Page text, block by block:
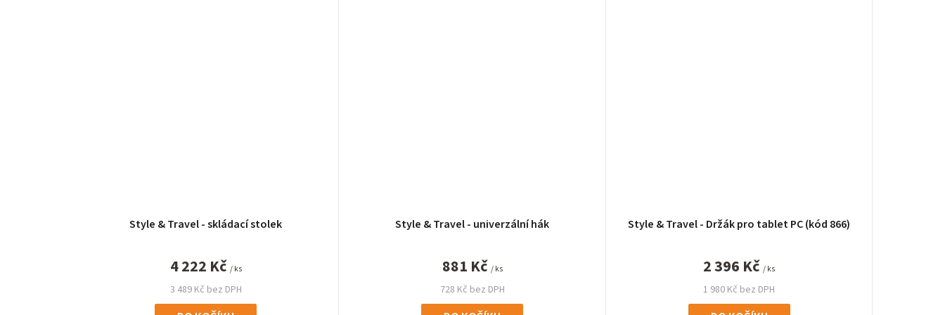
Style & Travel - skládací stolek
3 489 Kč bez DPH
4 222 Kč / ks
Style & Travel - univerzální hák
728 Kč bez DPH
881 Kč / ks
Style & Travel - Držák pro tablet PC (kód 866)
1 980 Kč bez DPH
2 396 Kč/ ks